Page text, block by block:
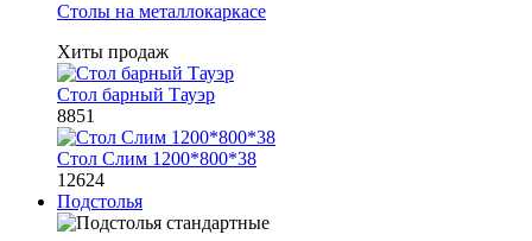
Столы на металлокаркасе
Хиты продаж
Стол барный Тауэр
8851
Стол Слим 1200*800*38
12624
Подстолья